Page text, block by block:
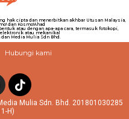
hak cipta dan menerbitkan akhbar Utusan Malaysia,
dan Kosmo!Ahad
atau dengan apa-apa cara, termasuk fotokopi,
atau mekanikal
Media Mulia Sdn Bhd.
Hubungi kami
Mulia Sdn. Bhd. 201801030285
H)